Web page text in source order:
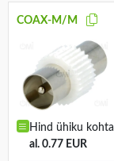
COAX-M/M
Hind ühiku kohta
al. 0.77 EUR